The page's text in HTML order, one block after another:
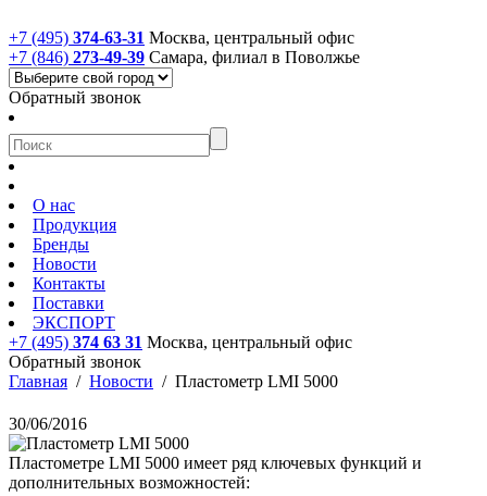
+7 (495) 374-63-31 Москва, центральный офис
+7 (846) 273-49-39 Самара, филиал в Поволжье
Обратный звонок
О нас
Продукция
Бренды
Новости
Контакты
Поставки
ЭКСПОРТ
+7 (495) 374 63 31 Москва, центральный офис
Обратный звонок
Главная / Новости / Пластометр LMI 5000
30/06/2016
Пластометре LMI 5000 имеет ряд ключевых функций и
дополнительных возможностей: